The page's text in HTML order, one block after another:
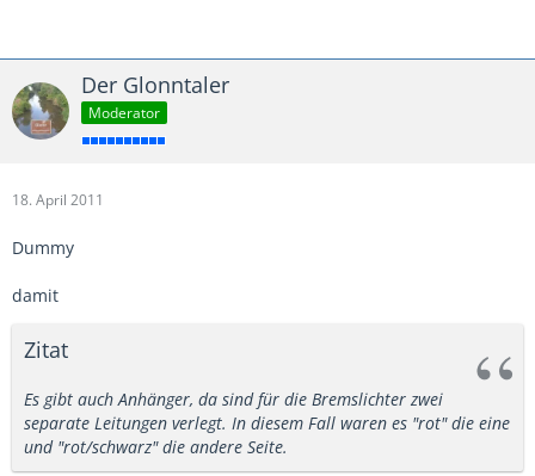
Der Glonntaler
Moderator
18. April 2011
Dummy
damit
Zitat
Es gibt auch Anhänger, da sind für die Bremslichter zwei
separate Leitungen verlegt. In diesem Fall waren es "rot" die eine
und "rot/schwarz" die andere Seite.